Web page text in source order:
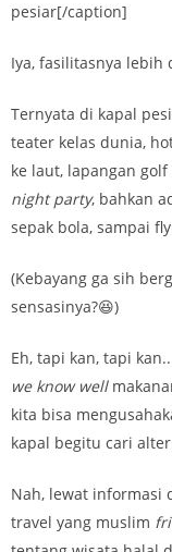
pesiar[/caption]
Iya, fasilitasnya lebih
Ternyata di kapal
teater kelas dunia,
ke laut, lapangan
night party, bahkan
sepak bola, sampai
(Kebayang ga sih
sensasinya?😆)
Eh, tapi kan, tapi
we know well
kita bisa
kapal begitu cari
Nah, lewat informasi
travel yang muslim